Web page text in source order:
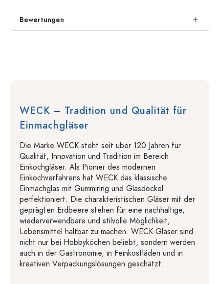
Bewertungen
WECK – Tradition und Qualität für
Einmachgläser
Die Marke WECK steht seit über 120 Jahren für
Qualität, Innovation und Tradition im Bereich
Einkochgläser. Als Pionier des modernen
Einkochverfahrens hat WECK das klassische
Einmachglas mit Gummiring und Glasdeckel
perfektioniert. Die charakteristischen Gläser mit der
geprägten Erdbeere stehen für eine nachhaltige,
wiederverwendbare und stilvolle Möglichkeit,
Lebensmittel haltbar zu machen. WECK-Gläser sind
nicht nur bei Hobbyköchen beliebt, sondern werden
auch in der Gastronomie, in Feinkostläden und in
kreativen Verpackungslösungen geschätzt.